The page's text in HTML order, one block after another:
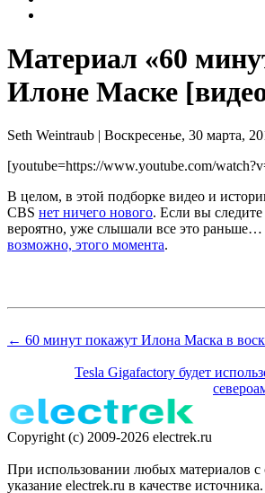
Материал «60
Илоне Маске
Seth Weintraub | Воскресенье, 30 марта,
[youtube=https://www.youtube.com/
В целом, в этой подборке видео и
CBS нет ничего нового. Если вы
вероятно, уже слышали все это раньше…
возможно, этого момента.
← 60 минут покажут Илона Маска в
Tesla Gigafactory будет
Copyright (c) 2009-2026 electrek.ru
При использовании любых материалов с
указание electrek.ru в качестве источника.